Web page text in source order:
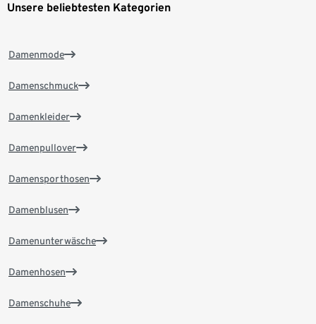
Unsere beliebtesten Kategorien
Damenmode
Damenschmuck
Damenkleider
Damenpullover
Damensporthosen
Damenblusen
Damenunterwäsche
Damenhosen
Damenschuhe